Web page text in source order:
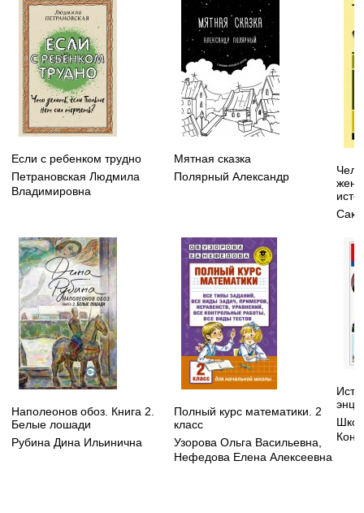
Если с ребенком трудно
Петрановская Людмила
Владимировна
Мятная сказка
Полярный Александр
жену
Наполеонов обоз. Книга 2.
Белые лошади
Рубина Дина Ильинична
Полный курс математики. 2
класс
Узорова Ольга Васильевна,
Нефедова Елена Алексеевна